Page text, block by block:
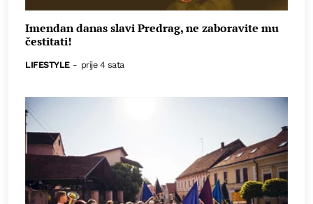
Imendan danas slavi Predrag, ne zaboravite mu
čestitati!
LIFESTYLE - prije 4 sata